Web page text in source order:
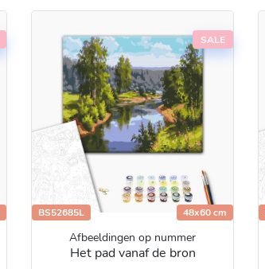
SALE
BS52685L 48x60 cm
Afbeeldingen op nummer
Het pad vanaf de bron